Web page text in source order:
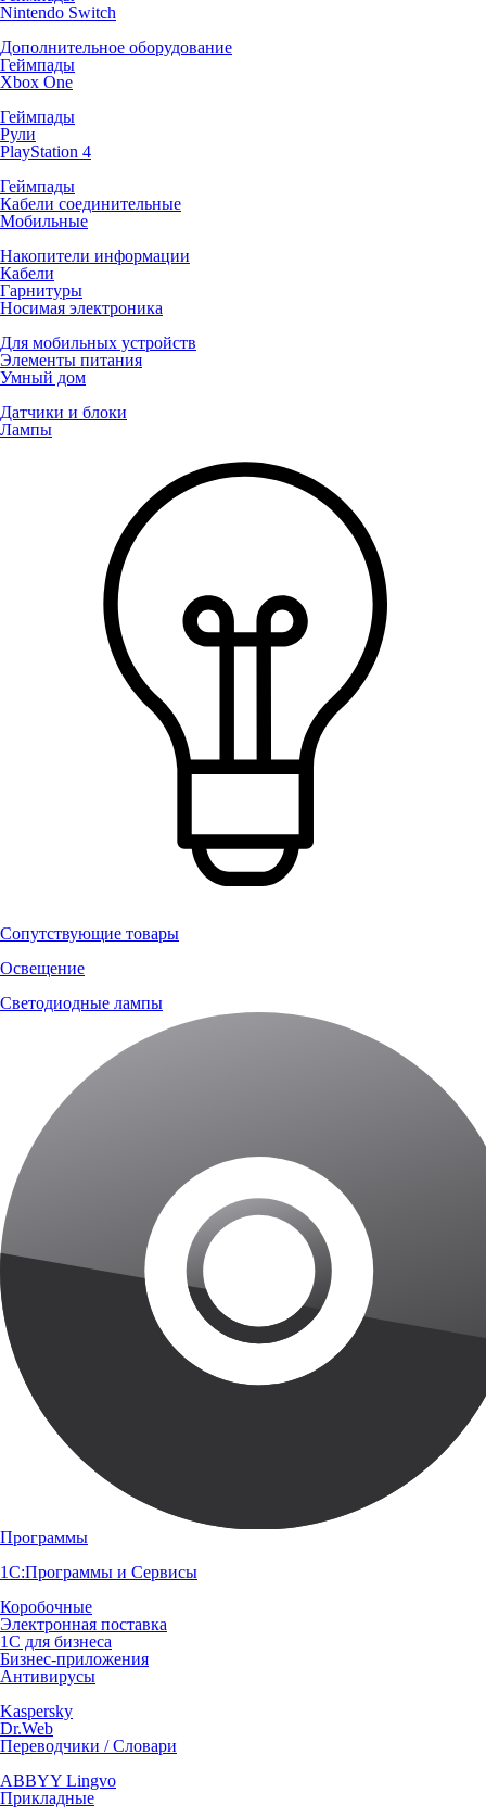
Nintendo Switch
Дополнительное оборудование
Геймпады
Xbox One
Геймпады
Рули
PlayStation 4
Геймпады
Кабели соединительные
Мобильные
Накопители информации
Кабели
Гарнитуры
Носимая электроника
Для мобильных устройств
Элементы питания
Умный дом
Датчики и блоки
Лампы
Сопутствующие товары
Освещение
Светодиодные лампы
Программы
1С:Программы и Сервисы
Коробочные
Электронная поставка
1С для бизнеса
Бизнес-приложения
Антивирусы
Kaspersky
Dr.Web
Переводчики / Словари
ABBYY Lingvo
Прикладные